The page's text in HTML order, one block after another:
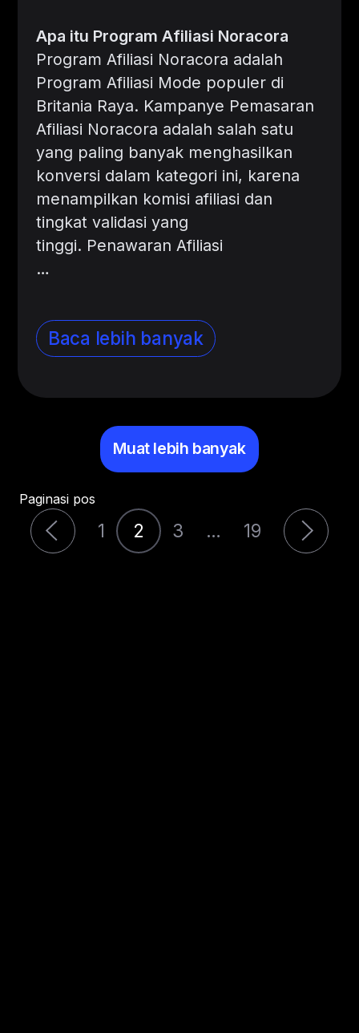
Apa itu Program Afiliasi Noracora
Program Afiliasi Noracora adalah
Program Afiliasi Mode populer di
Britania Raya. Kampanye Pemasaran
Afiliasi Noracora adalah salah satu
yang paling banyak menghasilkan
konversi dalam kategori ini, karena
menampilkan komisi afiliasi dan
tingkat validasi yang
tinggi. Penawaran Afiliasi
…
Baca lebih banyak
Muat lebih banyak
Paginasi pos
1 2 3 … 19